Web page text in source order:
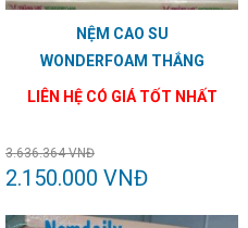
NỆM CAO SU
WONDERFOAM THẮNG
LỢI
LIÊN HỆ CÓ GIÁ TỐT NHẤT
3.636.364 VNĐ
2.150.000 VNĐ